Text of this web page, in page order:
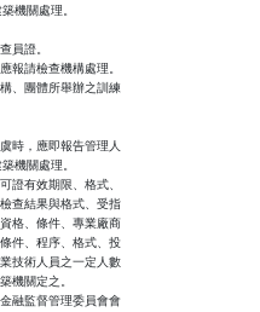
機關處理。
員證。
報請檢查機構處理。
、團體所舉辦之訓練
時，應即報告管理人
機關處理。
證有效期限、格式、
查結果與格式、受指
格、條件、專業廠商
件、程序、格式、投
技術人員之一定人數
機關定之。
融監督管理委員會會